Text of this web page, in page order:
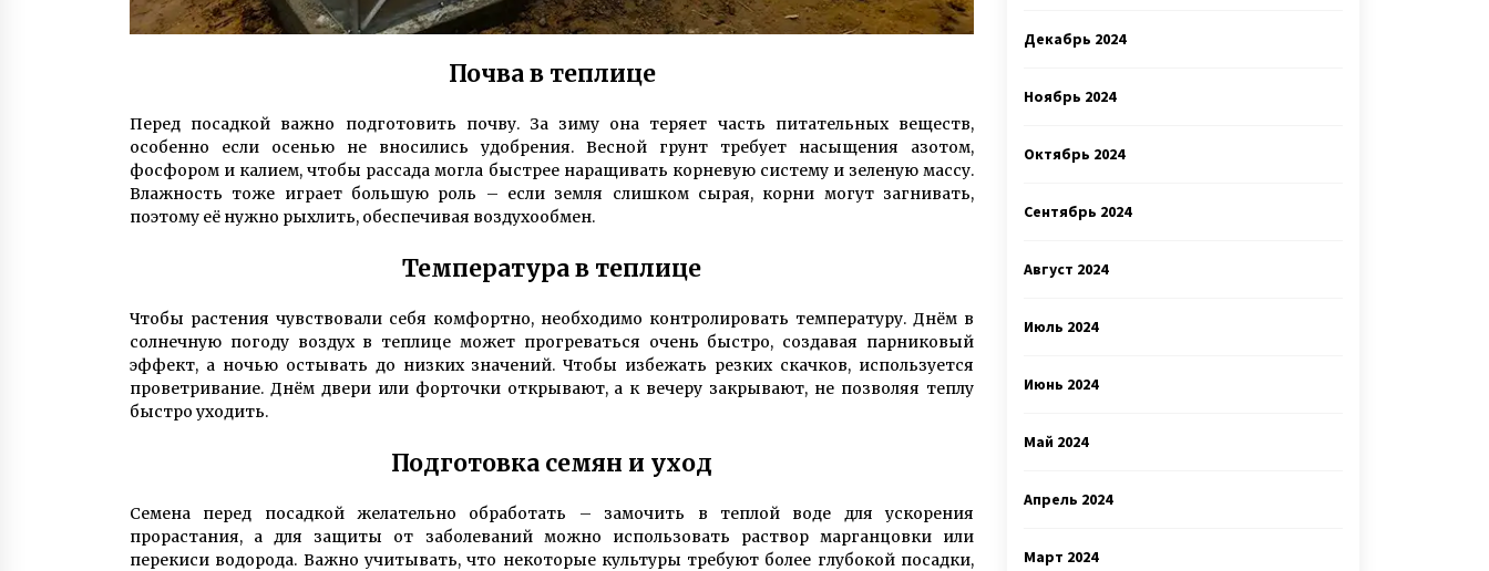
Почва в теплице
Перед посадкой важно подготовить почву. За зиму она теряет часть питательных веществ,
особенно если осенью не вносились удобрения. Весной грунт требует насыщения азотом,
фосфором и калием, чтобы рассада могла быстрее наращивать корневую систему и зеленую массу.
Влажность тоже играет большую роль – если земля слишком сырая, корни могут загнивать,
поэтому её нужно рыхлить, обеспечивая воздухообмен.
Температура в теплице
Чтобы растения чувствовали себя комфортно, необходимо контролировать температуру. Днём в
солнечную погоду воздух в теплице может прогреваться очень быстро, создавая парниковый
эффект, а ночью остывать до низких значений. Чтобы избежать резких скачков, используется
проветривание. Днём двери или форточки открывают, а к вечеру закрывают, не позволяя теплу
быстро уходить.
Подготовка семян и уход
Семена перед посадкой желательно обработать – замочить в теплой воде для ускорения
прорастания, а для защиты от заболеваний можно использовать раствор марганцовки или
перекиси водорода. Важно учитывать, что некоторые культуры требуют более глубокой посадки,
Декабрь 2024
Ноябрь 2024
Октябрь 2024
Сентябрь 2024
Август 2024
Июль 2024
Июнь 2024
Май 2024
Апрель 2024
Март 2024